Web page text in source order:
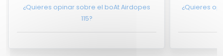
¿Quieres opinar sobre el boAt Airdopes
115?
¿Quieres